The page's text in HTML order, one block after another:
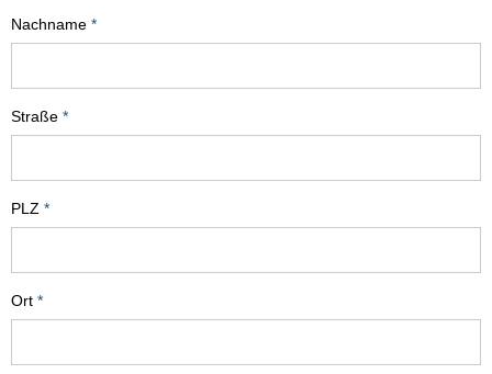
Nachname *
Straße *
PLZ *
Ort *